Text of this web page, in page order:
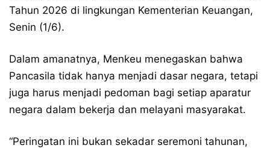
Tahun 2026 di lingkungan Kementerian Keuangan,
Senin (1/6).
Dalam amanatnya, Menkeu menegaskan bahwa
Pancasila tidak hanya menjadi dasar negara, tetapi
juga harus menjadi pedoman bagi setiap aparatur
negara dalam bekerja dan melayani masyarakat.
“Peringatan ini bukan sekadar seremoni tahunan,